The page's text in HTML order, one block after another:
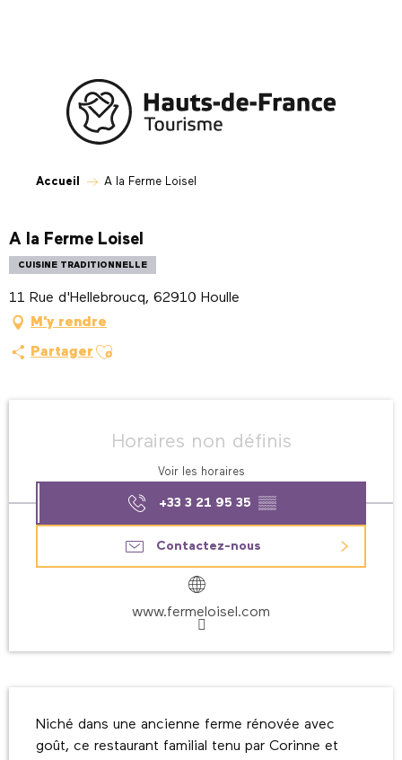
Accueil A la Ferme Loisel
A la Ferme Loisel
CUISINE TRADITIONNELLE
11 Rue d'Hellebroucq, 62910 Houlle
M'y rendre
Partager Ajouter aux favoris
Horaires non définis
Voir les horaires
+33 3 21 95 35 ▒▒
Contactez-nous
www.fermeloisel.com
Niché dans une ancienne ferme rénovée avec
goût, ce restaurant familial tenu par Corinne et